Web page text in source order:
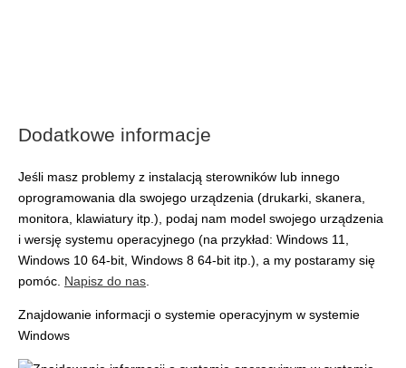
Dodatkowe informacje
Jeśli masz problemy z instalacją sterowników lub innego
oprogramowania dla swojego urządzenia (drukarki, skanera,
monitora, klawiatury itp.), podaj nam model swojego urządzenia
i wersję systemu operacyjnego (na przykład: Windows 11,
Windows 10 64-bit, Windows 8 64-bit itp.), a my postaramy się
pomóc. Napisz do nas
Znajdowanie informacji o systemie operacyjnym w systemie
Windows